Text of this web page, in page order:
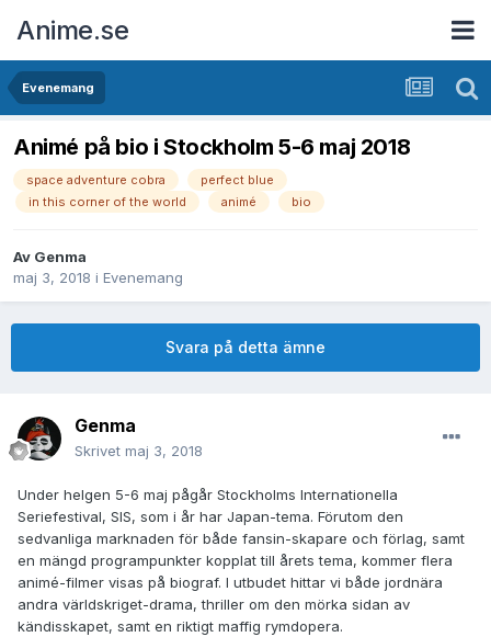
Anime.se
Evenemang
Animé på bio i Stockholm 5-6 maj 2018
space adventure cobra
perfect blue
in this corner of the world
animé bio
Av Genma
maj 3, 2018 i Evenemang
Svara på detta ämne
Genma
Skrivet maj 3, 2018
Under helgen 5-6 maj pågår Stockholms Internationella
Seriefestival, SIS, som i år har Japan-tema. Förutom den
sedvanliga marknaden för både fansin-skapare och förlag, samt
en mängd programpunkter kopplat till årets tema, kommer flera
animé-filmer visas på biograf. I utbudet hittar vi både jordnära
andra världskriget-drama, thriller om den mörka sidan av
kändisskapet, samt en riktigt maffig rymdopera.